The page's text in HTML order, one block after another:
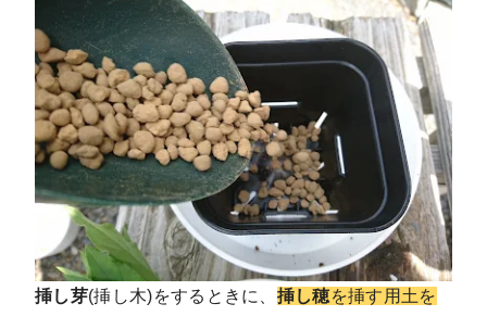
挿し芽(挿し木)をするときに、 挿し穂を挿す用土を